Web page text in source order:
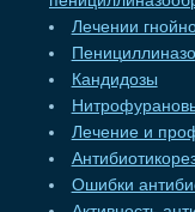
Лечении
Кандидозы
Лечение и
Ошибки